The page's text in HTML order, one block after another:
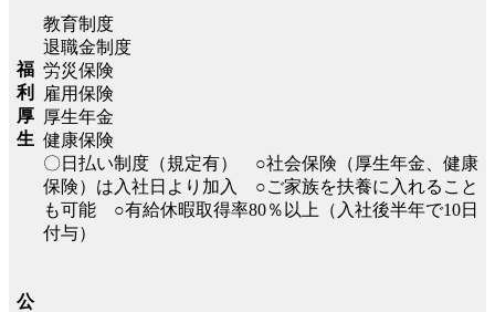
福
利
厚
生
教育制度
退職金制度
労災保険
雇用保険
厚生年金
健康保険
〇日払い制度（規定有） ○社会保険（厚生年金、健康
保険）は入社日より加入 ○ご家族を扶養に入れること
も可能 ○有給休暇取得率80％以上（入社後半年で10日
付与）
公